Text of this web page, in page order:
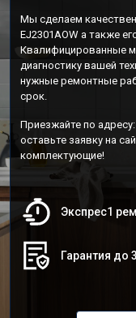
Мы сделаем
EJ2301AOW а также
Квалифицированные
диагностику вашей
нужные ремонтные
срок.
Приезжайте по
оставьте заявку на
комплектующие!
Экспрес1
Гарантия до